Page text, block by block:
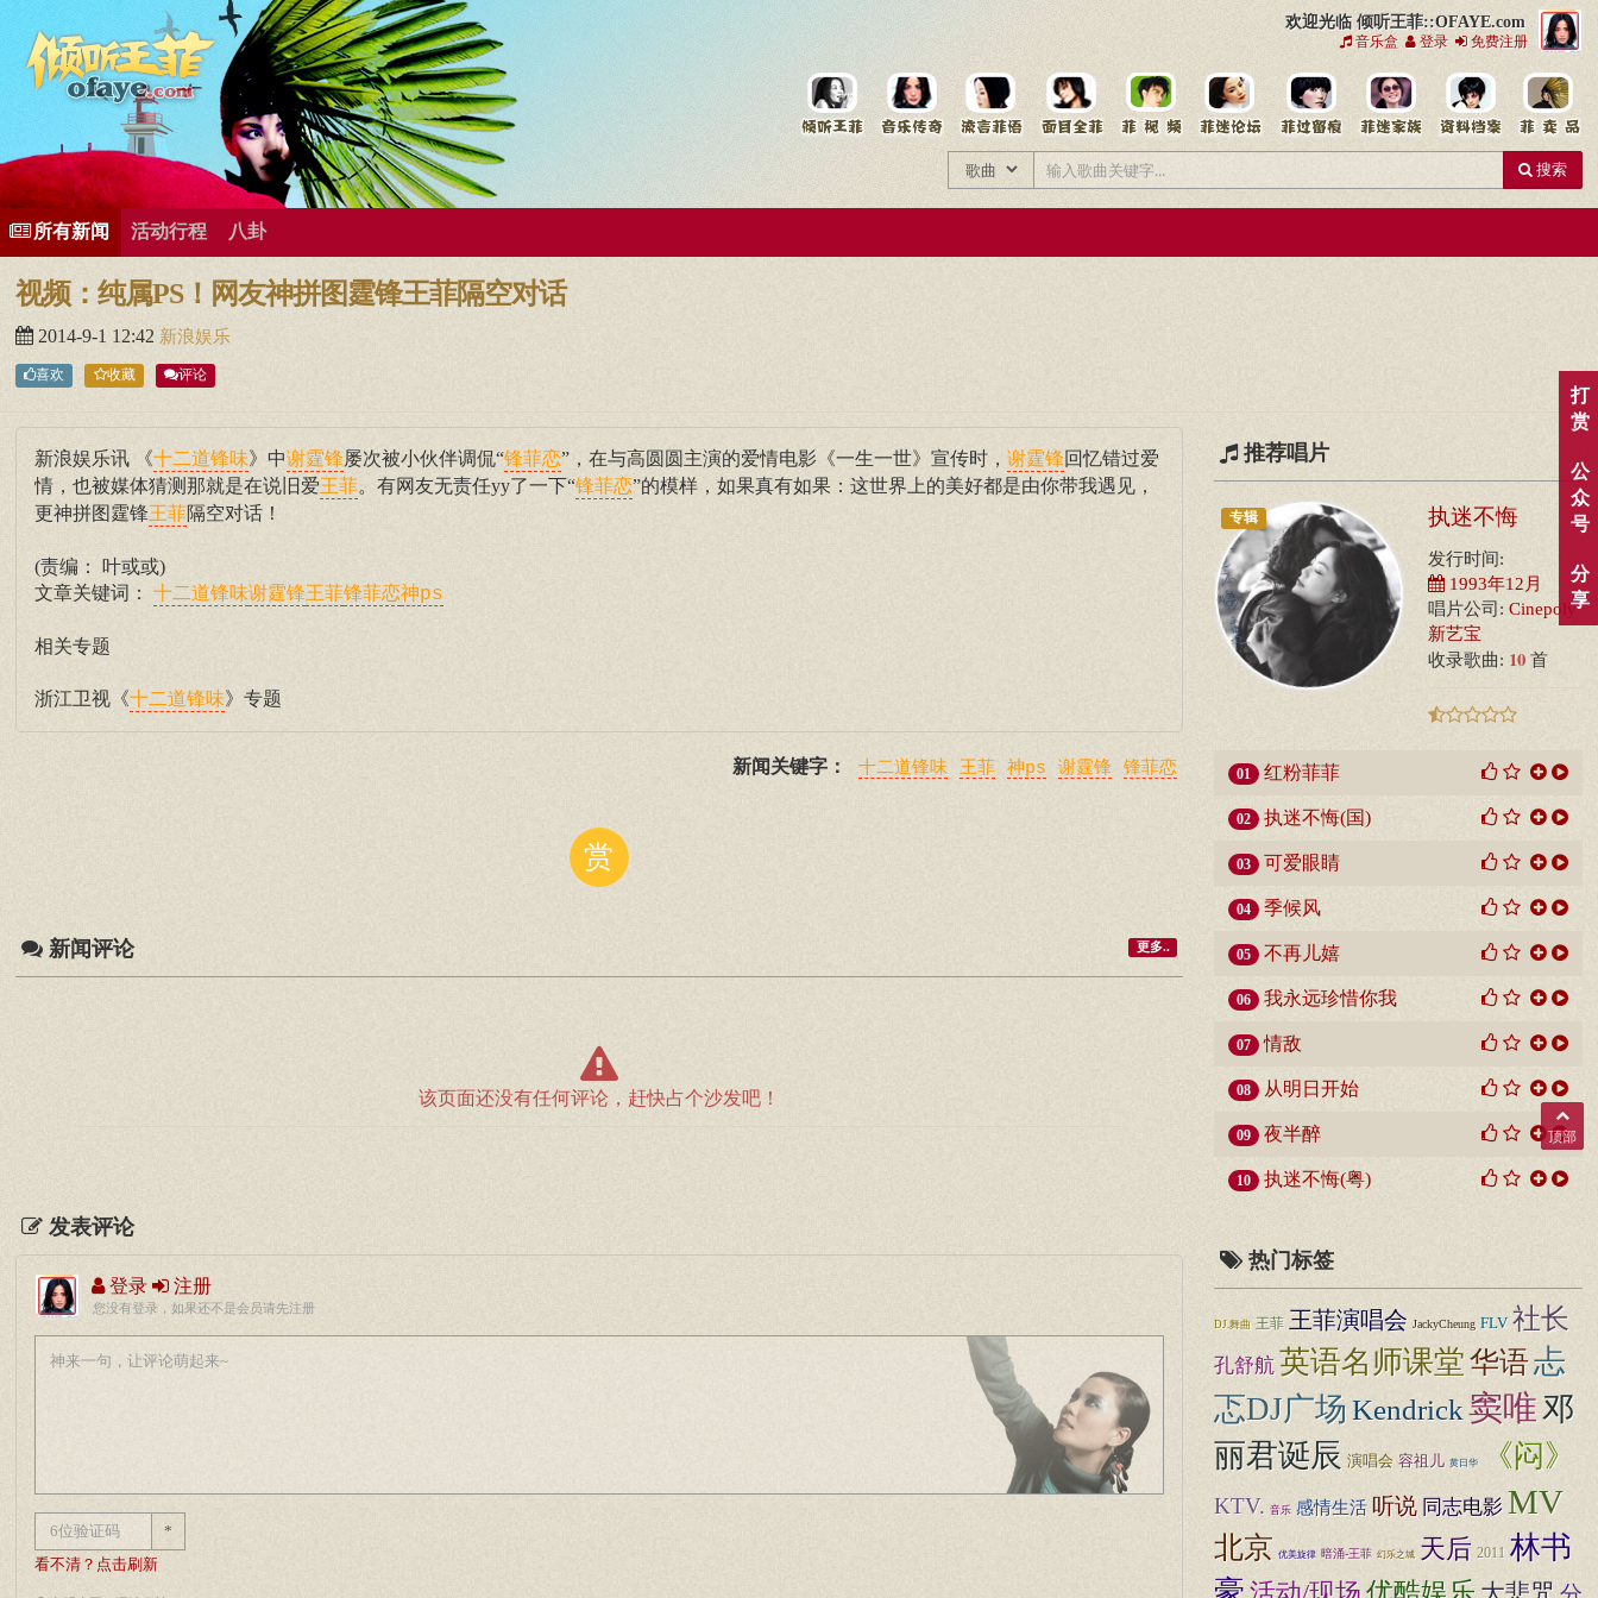
欢迎光临 倾听王菲::OFAYE.com
音乐盒 登录 免费注册
有歌曲专辑
王菲新闻王菲的精美图片王菲精彩视频王菲论坛给王菲留言用户中心王菲资料档案
搜索
所有新闻 活动行程 八卦
视频：纯属PS！网友神拼图霆锋王菲隔空对话
2014-9-1 12:42 新浪娱乐
喜欢 收藏 评论
新浪娱乐讯 《十二道锋味》中谢霆锋屡次被小伙伴调侃“锋菲恋”，在与高圆圆主演的爱情电影《一生一世》宣传时， 谢霆锋回忆错过爱
情，也被媒体猜测那就是在说旧爱王菲。有网友无责任yy了一下“锋菲恋”的模样，如果真有如果：这世界上的美好都是由你带我遇见，
更神拼图霆锋王菲隔空对话！
(责编： 叶或或)
文章关键词： 十二道锋味谢霆锋王菲锋菲恋神ps
相关专题
浙江卫视《十二道锋味》专题
新闻关键字： 十二道锋味 王菲 神ps 谢霆锋 锋菲恋
赏
新闻评论 更多..
该页面还没有任何评论，赶快占个沙发吧！
发表评论
登录 注册
您没有登录，如果还不是会员请先注册
*
看不清？点击刷新
推荐唱片
专辑 执迷不悔
发行时间:
1993年12月
唱片公司: Cinepoly
新艺宝
收录歌曲: 10 首
01 红粉菲菲
02 执迷不悔(国)
03 可爱眼睛
04 季候风
05 不再儿嬉
06 我永远珍惜你我
07 情敌
08 从明日开始
09 夜半醉
10 执迷不悔(粤)
热门标签
DJ.舞曲 王菲 王菲演唱会 JackyCheung FLV 社长
孔舒航 英语名师课堂华语忐
忑DJ广场Kendrick窦唯邓
丽君诞辰 演唱会 容祖儿 黄日华 《闷》
KTV. 音乐 感情生活 听说 同志电影 MV
北京 优美旋律 暗涌-王菲 幻乐之城 天后 2011 林书
打
赏
公
众
号
分
享
顶部